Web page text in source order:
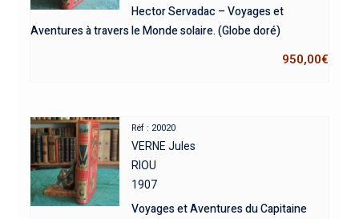
Hector Servadac – Voyages et
Aventures à travers le Monde solaire. (Globe doré)
950,00€
Réf : 20020
VERNE Jules
RIOU
1907
Voyages et Aventures du Capitaine